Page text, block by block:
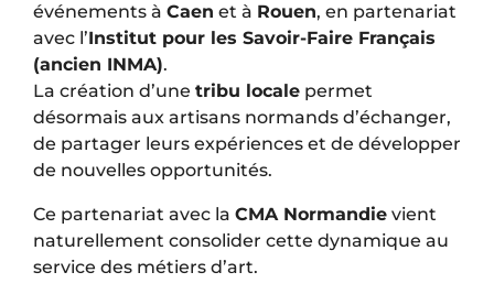
événements à Caen et à Rouen, en partenariat
avec l’Institut pour les Savoir-Faire Français
(ancien INMA).
La création d’une tribu locale permet
désormais aux artisans normands d’échanger,
de partager leurs expériences et de développer
de nouvelles opportunités.
Ce partenariat avec la CMA Normandie vient
naturellement consolider cette dynamique au
service des métiers d’art.